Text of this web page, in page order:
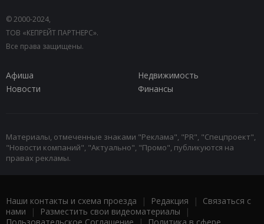
© 2000-2024,
ТОВ «КЕПРЕЙТ ПАРТНЕРС».
Все права защищены.
Афиша
Недвижимость
Новости
Финансы
Материалы, отмеченные знаками "Реклама", "PR", "Спецпроект",
"Новости компаний", "Актуально", "Промо", публикуются на
правах рекламы.
Наши контакты и схема проезда | Редакция | Связаться с
нами | Разместить свои видеоматериалы |
Пользовательское Соглашение | Политика в сфере